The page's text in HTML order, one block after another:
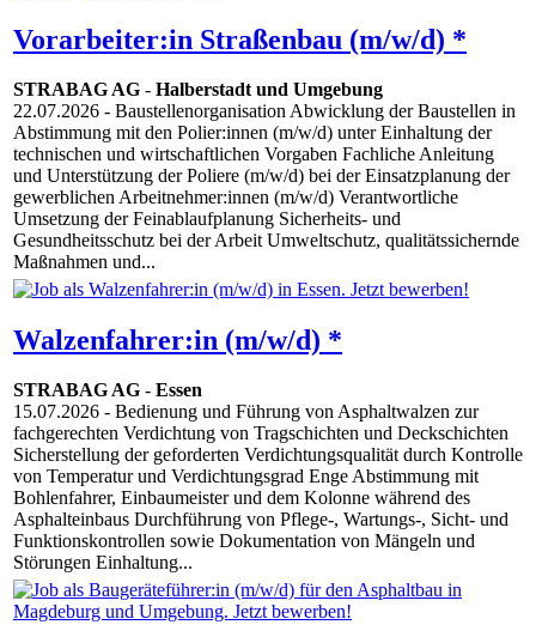
Vorarbeiter:in Straßenbau (m/w/d) *
STRABAG AG - Halberstadt und Umgebung
22.07.2026 - Baustellenorganisation Abwicklung der Baustellen in
Abstimmung mit den Polier:innen (m/w/d) unter Einhaltung der
technischen und wirtschaftlichen Vorgaben Fachliche Anleitung
und Unterstützung der Poliere (m/w/d) bei der Einsatzplanung der
gewerblichen Arbeitnehmer:innen (m/w/d) Verantwortliche
Umsetzung der Feinablaufplanung Sicherheits- und
Gesundheitsschutz bei der Arbeit Umweltschutz, qualitätssichernde
Maßnahmen und...
Walzenfahrer:in (m/w/d) *
STRABAG AG - Essen
15.07.2026 - Bedienung und Führung von Asphaltwalzen zur
fachgerechten Verdichtung von Tragschichten und Deckschichten
Sicherstellung der geforderten Verdichtungsqualität durch Kontrolle
von Temperatur und Verdichtungsgrad Enge Abstimmung mit
Bohlenfahrer, Einbaumeister und dem Kolonne während des
Asphalteinbaus Durchführung von Pflege-, Wartungs-, Sicht- und
Funktionskontrollen sowie Dokumentation von Mängeln und
Störungen Einhaltung...